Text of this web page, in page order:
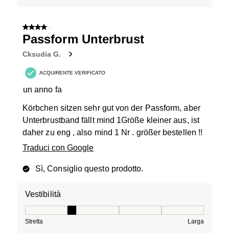
4 su 5 stelle.
Passform Unterbrust
Cksudia G.
ACQUIRENTE VERIFICATO
un anno fa
Körbchen sitzen sehr gut von der Passform, aber
Unterbrustband fällt mind 1Größe kleiner aus, ist
daher zu eng , also mind 1 Nr . größer bestellen !!
Traduci con Google
Sì, Consiglio questo prodotto.
Vestibilità
Stretta Larga